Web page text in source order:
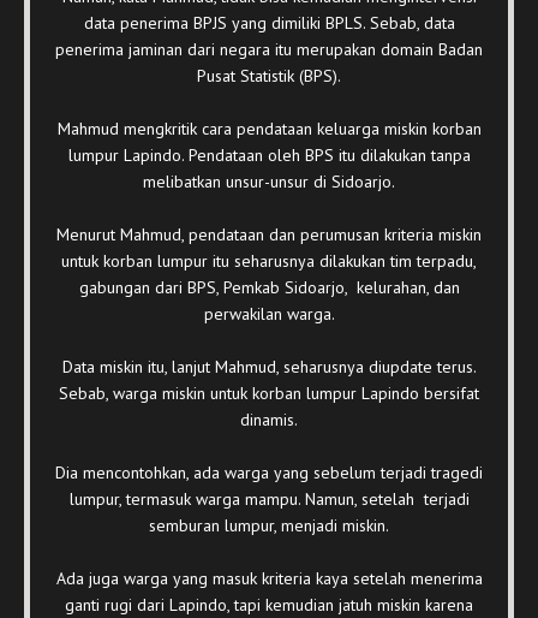
data penerima BPJS yang dimiliki BPLS. Sebab, data
penerima jaminan dari negara itu merupakan domain Badan
Pusat Statistik (BPS).
Mahmud mengkritik cara pendataan keluarga miskin korban
lumpur Lapindo. Pendataan oleh BPS itu dilakukan tanpa
melibatkan unsur-unsur di Sidoarjo.
Menurut Mahmud, pendataan dan perumusan kriteria miskin
untuk korban lumpur itu seharusnya dilakukan tim terpadu,
gabungan dari BPS, Pemkab Sidoarjo, kelurahan, dan
perwakilan warga.
Data miskin itu, lanjut Mahmud, seharusnya diupdate terus.
Sebab, warga miskin untuk korban lumpur Lapindo bersifat
dinamis.
Dia mencontohkan, ada warga yang sebelum terjadi tragedi
lumpur, termasuk warga mampu. Namun, setelah terjadi
semburan lumpur, menjadi miskin.
Ada juga warga yang masuk kriteria kaya setelah menerima
ganti rugi dari Lapindo, tapi kemudian jatuh miskin karena